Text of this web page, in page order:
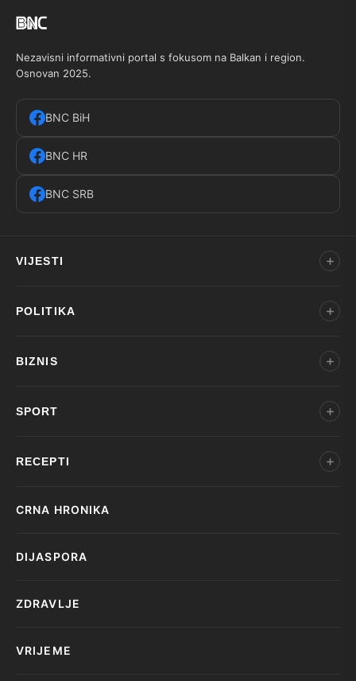
Nezavisni informativni portal s fokusom na Balkan i region.
Osnovan 2025.
BNC BiH
BNC HR
BNC SRB
VIJESTI
POLITIKA
BIZNIS
SPORT
RECEPTI
CRNA HRONIKA
DIJASPORA
ZDRAVLJE
VRIJEME